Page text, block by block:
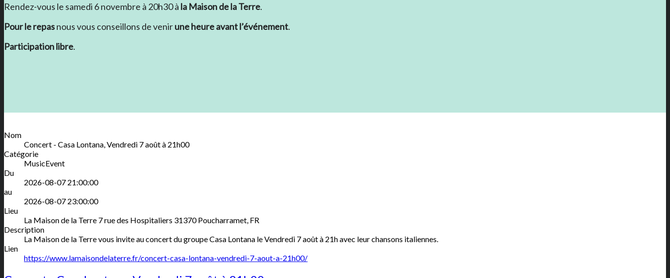
Rendez-vous le samedi 6 novembre à 20h30 à la Maison de la Terre.
Pour le repasnous vous conseillons de venirune heure avant l’événement.
Participation libre.
Nom
Concert - Casa Lontana, Vendredi 7 août à 21h00
Catégorie
MusicEvent
Du
2026-08-07 21:00:00
au
2026-08-07 23:00:00
Lieu
La Maison de la Terre 7 rue des Hospitaliers 31370 Poucharramet, FR
Description
La Maison de la Terre vous invite au concert du groupe Casa Lontana le Vendredi 7 août à 21h avec leur chansons italiennes.
Lien
https://www.lamaisondelaterre.fr/concert-casa-lontana-vendredi-7-aout-a-21h00/